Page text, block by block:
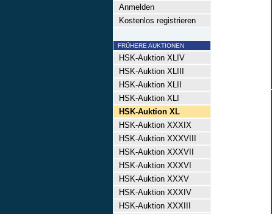
Anmelden
Kostenlos registrieren
FRÜHERE AUKTIONEN
HSK-Auktion XLIV
HSK-Auktion XLIII
HSK-Auktion XLII
HSK-Auktion XLI
HSK-Auktion XL
HSK-Auktion XXXIX
HSK-Auktion XXXVIII
HSK-Auktion XXXVII
HSK-Auktion XXXVI
HSK-Auktion XXXV
HSK-Auktion XXXIV
HSK-Auktion XXXIII